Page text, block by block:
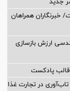
همراهان
ارزش بازسازی
قالب پادکست
در تجارت غذا